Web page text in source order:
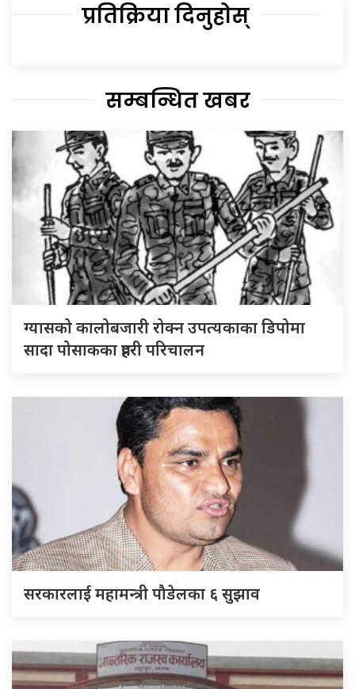
प्रतिक्रिया दिनुहोस्
सम्बन्धित खबर
ग्यासको कालोबजारी रोक्न उपत्यकाका डिपोमा
सादा पोसाकका प्रहरी परिचालन
सरकारलाई महामन्त्री पौडेलका ६ सुझाव